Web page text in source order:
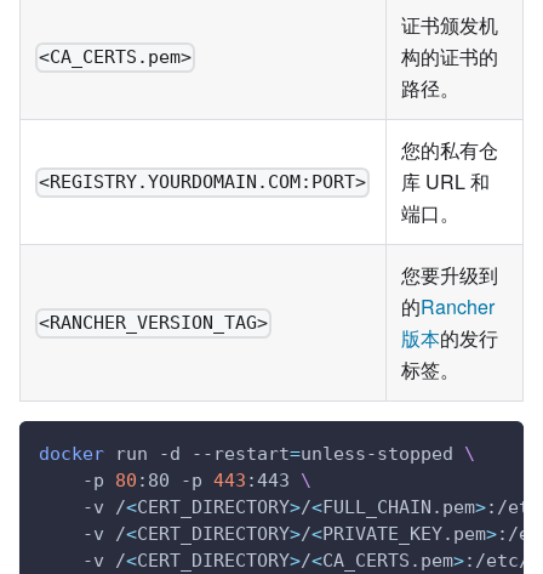
<CA_CERTS.pem>
证书颁发机
构的证书的
路径。
<REGISTRY.YOURDOMAIN.COM:PORT>
您的私有仓
库 URL 和
端口。
<RANCHER_VERSION_TAG>
您要升级到
的Rancher
版本的发行
标签。
docker run -d --restart=unless-stopped \
    -p
80 :80 -p 443 :443 \
    -v /
<CERT_DIRECTORY>/<FULL_CHAIN.pem>:/
    -v /
<CERT_DIRECTORY>/<PRIVATE_KEY.pem>:/
    -v /
<CERT_DIRECTORY>/<CA_CERTS.pem>:/etc/